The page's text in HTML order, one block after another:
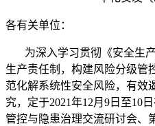
各有关单位：
为深入学习贯彻《安全生产
生产责任制，构建风险分级管
范化解系统性安全风险，有效
究，定于2021年12月9日至10
管控与隐患治理交流研讨会、